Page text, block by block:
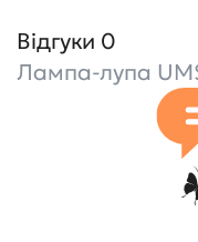
Відгуки 0
Лампа-лупа